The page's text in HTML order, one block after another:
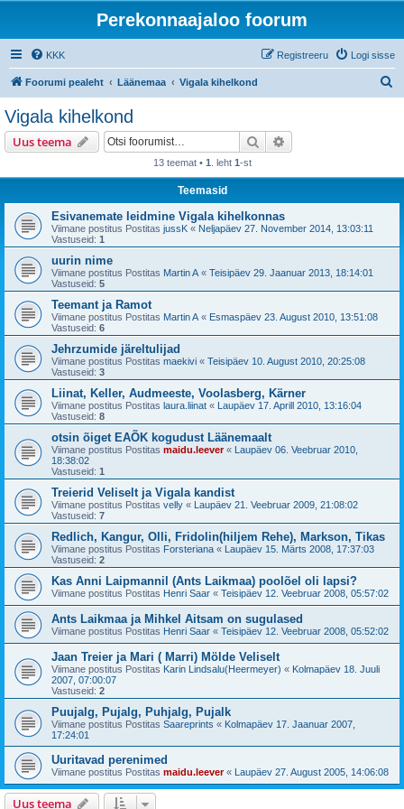
Perekonnaajaloo foorum
KKK Logi sisse
Registreeru
Foorumi pealeht Läänemaa Vigala kihelkond
Vigala kihelkond
Uus teema Otsi
13 teemat • 1 . leht 1-st
Teemasid
Esivanemate leidmine Vigala kihelkonnas
Viimane postitus Postitas jussK « Neljapäev 27. November 2014, 13:03:11
Vastuseid: 1
uurin nime
Viimane postitus Postitas Martin A « Teisipäev 29. Jaanuar 2013, 18:14:01
Vastuseid: 5
Teemant ja Ramot
Viimane postitus Postitas Martin A « Esmaspäev 23. August 2010, 13:51:08
Vastuseid: 6
Jehrzumide järeltulijad
Viimane postitus Postitas maekivi « Teisipäev 10. August 2010, 20:25:08
Vastuseid: 3
Liinat, Keller, Audmeeste, Voolasberg, Kärner
Viimane postitus Postitas laura.liinat « Laupäev 17. Aprill 2010, 13:16:04
Vastuseid: 8
otsin õiget EAÕK kogudust Läänemaalt
Viimane postitus Postitas maidu.leever« Laupäev 06. Veebruar 2010,
18:38:02
Vastuseid: 1
Treierid Veliselt ja Vigala kandist
Viimane postitus Postitas velly « Laupäev 21. Veebruar 2009, 21:08:02
Vastuseid: 7
Redlich, Kangur, Olli, Fridolin(hiljem Rehe), Markson, Tikas
Viimane postitus Postitas Forsteriana « Laupäev 15. Märts 2008, 17:37:03
Vastuseid: 2
Kas Anni Laipmannil (Ants Laikmaa) poolõel oli lapsi?
Viimane postitus Postitas Henri Saar « Teisipäev 12. Veebruar 2008, 05:57:02
Ants Laikmaa ja Mihkel Aitsam on sugulased
Viimane postitus Postitas Henri Saar « Teisipäev 12. Veebruar 2008, 05:52:02
Jaan Treier ja Mari ( Marri) Mölde Veliselt
Viimane postitus Postitas Karin Lindsalu(Heermeyer) « Kolmapäev 18. Juuli
2007, 07:00:07
Vastuseid: 2
Puujalg, Pujalg, Puhjalg, Pujalk
Viimane postitus Postitas Saareprints « Kolmapäev 17. Jaanuar 2007,
17:24:01
Uuritavad perenimed
Viimane postitus Postitas maidu.leever« Laupäev 27. August 2005, 14:06:08
Uus teema